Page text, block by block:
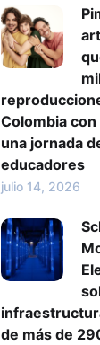
Colombia
una jornada
educadores
julio 14, 2026
de más de